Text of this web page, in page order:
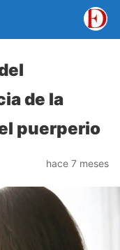
de la
puerperio
hace 7 meses